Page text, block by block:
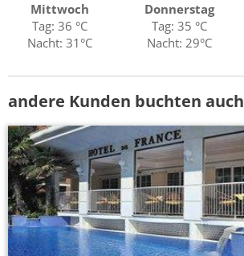
Mittwoch
Tag: 36 °C
Nacht: 31°C
Donnerstag
Tag: 35 °C
Nacht: 29°C
andere Kunden buchten auch